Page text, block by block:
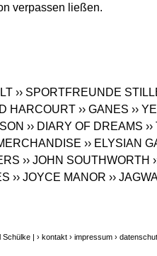
verpassen ließen.
›› SPORTFREUNDE
HARCOURT ›› GANES ››
›› DIARY OF DREAMS
›› ELYSIAN
›› JOHN SOUTHWORTH
›› JOYCE MANOR ››
| › kontakt › impressum ›